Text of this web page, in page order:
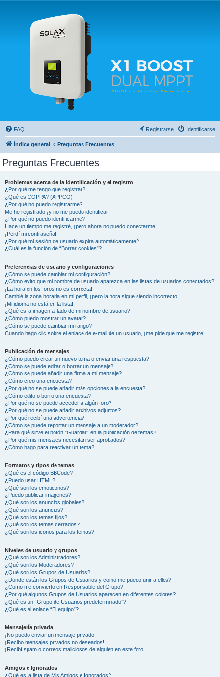
Solax FAQ
Lugar para intercambiar dudas sobre inversores solares Solax y temas relacionados.
FAQ Identificarse
Registrarse
Índice general Preguntas Frecuentes
Preguntas Frecuentes
Problemas acerca de la identificación y el registro
¿Por qué me tengo que registrar?
¿Qué es COPPA? (APPCO)
¿Por qué no puedo registrarme?
Me he registrado ¡y no me puedo identificar!
¿Por qué no puedo identificarme?
Hace un tiempo me registré, ¡pero ahora no puedo conectarme!
¡Perdí mi contraseña!
¿Por qué mi sesión de usuario expira automáticamente?
¿Cuál es la función de “Borrar cookies”?
Preferencias de usuario y configuraciones
¿Cómo se puede cambiar mi configuración?
¿Cómo evito que mi nombre de usuario aparezca en las listas de usuarios conectados?
¡La hora en los foros no es correcta!
Cambié la zona horaria en mi perfil, ¡pero la hora sigue siendo incorrecto!
¡Mi idioma no está en la lista!
¿Qué es la imagen al lado de mi nombre de usuario?
¿Cómo puedo mostrar un avatar?
¿Cómo se puede cambiar mi rango?
Cuando hago clic sobre el enlace de e-mail de un usuario, ¡me pide que me registre!
Publicación de mensajes
¿Cómo puedo crear un nuevo tema o enviar una respuesta?
¿Cómo se puede editar o borrar un mensaje?
¿Cómo se puede añadir una firma a mi mensaje?
¿Cómo creo una encuesta?
¿Por qué no se puede añadir más opciones a la encuesta?
¿Cómo edito o borro una encuesta?
¿Por qué no se puede acceder a algún foro?
¿Por qué no se puede añadir archivos adjuntos?
¿Por qué recibí una advertencia?
¿Cómo se puede reportar un mensaje a un moderador?
¿Para qué sirve el botón “Guardar” en la publicación de temas?
¿Por qué mis mensajes necesitan ser aprobados?
¿Cómo hago para reactivar un tema?
Formatos y tipos de temas
¿Qué es el código BBCode?
¿Puedo usar HTML?
¿Qué son los emoticonos?
¿Puedo publicar imagenes?
¿Qué son los anuncios globales?
¿Qué son los anuncios?
¿Qué son los temas fijos?
¿Qué son los temas cerrados?
¿Qué son los iconos para los temas?
Niveles de usuario y grupos
¿Qué son los Administradores?
¿Qué son los Moderadores?
¿Qué son los Grupos de Usuarios?
¿Donde están los Grupos de Usuarios y como me puedo unir a ellos?
¿Cómo me convierto en Responsable del Grupo?
¿Por qué algunos Grupos de Usuarios aparecen en diferentes colores?
¿Qué es un “Grupo de Usuarios predeterminado”?
¿Qué es el enlace “El equipo”?
Mensajería privada
¡No puedo enviar un mensaje privado!
¡Recibo mensajes privados no deseados!
¡Recibí spam o correos maliciosos de alguien en este foro!
Amigos e Ignorados
¿Qué es la lista de Mis Amigos e Ignorados?